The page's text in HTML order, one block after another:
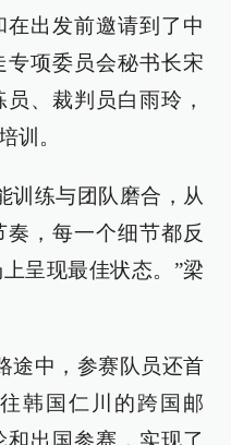
出发前邀请到了中
专项委员会秘书长宋
、裁判员白雨玲，
训。
训练与团队磨合，从
，每一个细节都反
呈现最佳状态。”梁
途中，参赛队员还首
韩国仁川的跨国邮
出国参赛，实现了